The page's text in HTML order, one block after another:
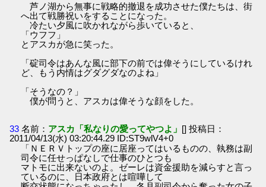
芦ノ湖から無事に戦略的撤退を成功させた僕たちは、街
へ出て戦勝祝いをすることになった。
冷たい夕風に吹かれながら歩いていると、
「ウフフ」
とアスカが急に笑った。
「碇司令はあんな風に部下の前では偉そうにしているけれ
ど、もう内情はグダグダなのよね」
「そうなの？」
僕が問うと、アスカは偉そうな顔をした。
33 名前： アスカ「私なりの愛ってやつよ」 [] 投稿日：
2011/04/13(水) 03:20:44.29 ID:ST9wlV4+0
「ＮＥＲＶトップの座に居座ってはいるものの、執務は副
司令に任せっぱなしで仕事のひとつも
マトモに出来ないのよ。ゼーレは資金援助を減らすと言っ
ているのに、日本政府とは喧嘩して